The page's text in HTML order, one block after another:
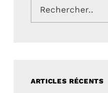
ARTICLES RÉCENTS